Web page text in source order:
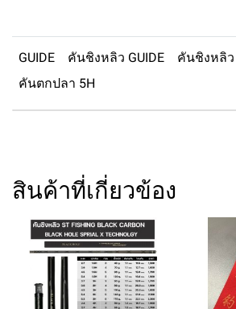
GUIDE คันชิงหลิว GUIDE คันชิงหลิว
คันตกปลา 5H
สินค้าที่เกี่ยวข้อง